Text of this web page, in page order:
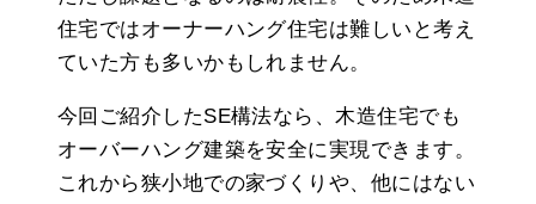
住宅ではオーナーハング住宅は難しいと考え
ていた方も多いかもしれません。
今回ご紹介したSE構法なら、木造住宅でも
オーバーハング建築を安全に実現できます。
これから狭小地での家づくりや、他にはない